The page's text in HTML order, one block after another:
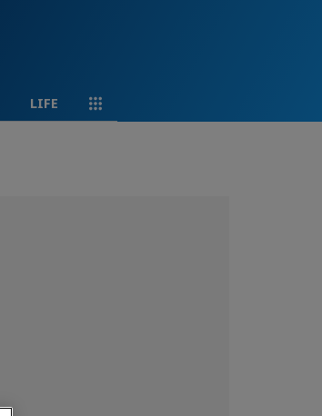
LIFE